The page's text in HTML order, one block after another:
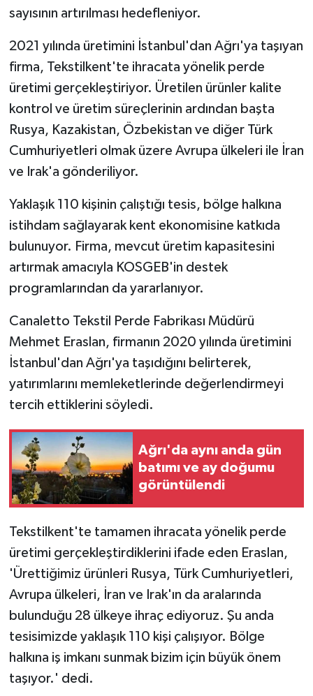
sayısının artırılması hedefleniyor.
2021 yılında üretimini İstanbul'dan Ağrı'ya taşıyan
firma, Tekstilkent'te ihracata yönelik perde
üretimi gerçekleştiriyor. Üretilen ürünler kalite
kontrol ve üretim süreçlerinin ardından başta
Rusya, Kazakistan, Özbekistan ve diğer Türk
Cumhuriyetleri olmak üzere Avrupa ülkeleri ile İran
ve Irak'a gönderiliyor.
Yaklaşık 110 kişinin çalıştığı tesis, bölge halkına
istihdam sağlayarak kent ekonomisine katkıda
bulunuyor. Firma, mevcut üretim kapasitesini
artırmak amacıyla KOSGEB'in destek
programlarından da yararlanıyor.
Canaletto Tekstil Perde Fabrikası Müdürü
Mehmet Eraslan, firmanın 2020 yılında üretimini
İstanbul'dan Ağrı'ya taşıdığını belirterek,
yatırımlarını memleketlerinde değerlendirmeyi
tercih ettiklerini söyledi.
Ağrı'da aynı anda gün
batımı ve ay doğumu
görüntülendi
Tekstilkent'te tamamen ihracata yönelik perde
üretimi gerçekleştirdiklerini ifade eden Eraslan,
'Ürettiğimiz ürünleri Rusya, Türk Cumhuriyetleri,
Avrupa ülkeleri, İran ve Irak'ın da aralarında
bulunduğu 28 ülkeye ihraç ediyoruz. Şu anda
tesisimizde yaklaşık 110 kişi çalışıyor. Bölge
halkına iş imkanı sunmak bizim için büyük önem
taşıyor.' dedi.